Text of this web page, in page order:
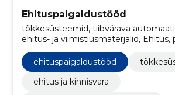
Ehituspaigaldustööd
tõkkesüsteemid, tiibvärava
ehitus- ja viimistlusmaterjalid, Ehitus,
ehituspaigaldustööd
ehitus ja kinnisvara